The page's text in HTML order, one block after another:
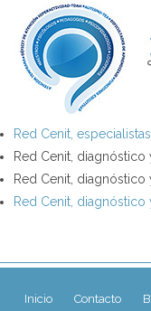
Red Cenit,
Red Cenit,
Red Cenit,
Red Cenit,
Inicio Contacto